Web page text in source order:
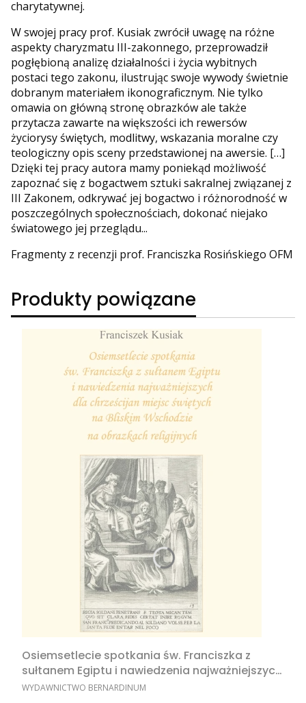
charytatywnej.
W swojej pracy prof. Kusiak zwrócił uwagę na różne
aspekty charyzmatu III-zakonnego, przeprowadził
pogłębioną analizę działalności i życia wybitnych
postaci tego zakonu, ilustrując swoje wywody świetnie
dobranym materiałem ikonograficznym. Nie tylko
omawia on główną stronę obrazków ale także
przytacza zawarte na większości ich rewersów
życiorysy świętych, modlitwy, wskazania moralne czy
teologiczny opis sceny przedstawionej na awersie. […]
Dzięki tej pracy autora mamy poniekąd możliwość
zapoznać się z bogactwem sztuki sakralnej związanej z
III Zakonem, odkrywać jej bogactwo i różnorodność w
poszczególnych społecznościach, dokonać niejako
światowego jej przeglądu...
Fragmenty z recenzji prof. Franciszka Rosińskiego OFM
Produkty powiązane
Osiemsetlecie spotkania św. Franciszka z
sułtanem Egiptu i nawiedzenia najważniejszych
dla chrześcijan miejsc świętych na Bliskim
PRODUCENT
WYDAWNICTWO BERNARDINUM